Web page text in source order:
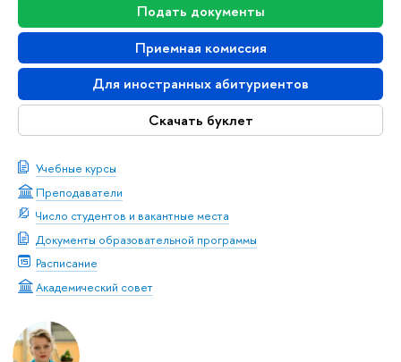
Подать документы
Приемная комиссия
Для иностранных абитуриентов
Скачать буклет
Учебные курсы
Преподаватели
Число студентов и вакантные места
Документы образовательной программы
Расписание
Академический совет